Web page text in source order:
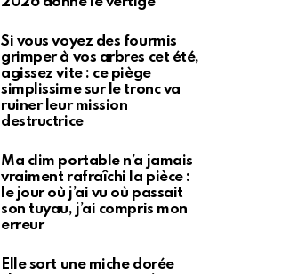
Si vous voyez des fourmis
grimper à vos arbres cet été,
agissez vite : ce piège
simplissime sur le tronc va
ruiner leur mission
destructrice
Ma clim portable n’a jamais
vraiment rafraîchi la pièce :
le jour où j’ai vu où passait
son tuyau, j’ai compris mon
erreur
Elle sort une miche dorée